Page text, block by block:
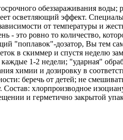
обеззараживания
осветляющий эффект.
от температуры и
- это ровно то количество,
"поплавок"-дозатор, Вы тем
в скиммер и спустя неделю
1-2 недели; "ударная"
химии и дозировку в
беречь от детей; не
хлорпроизводное
и герметично закрытой